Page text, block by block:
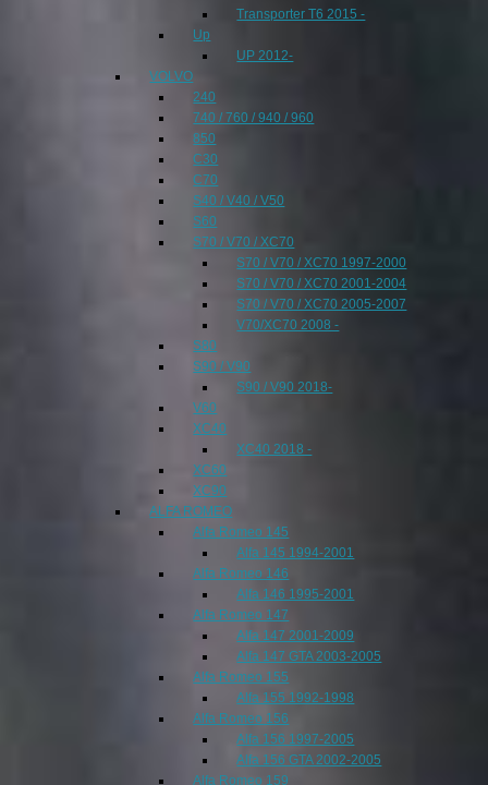
Transporter T6 2015 -
Up
UP 2012-
VOLVO
240
740 / 760 / 940 / 960
850
C30
C70
S40 / V40 / V50
S60
S70 / V70 / XC70
S70 / V70 / XC70 1997-2000
S70 / V70 / XC70 2001-2004
S70 / V70 / XC70 2005-2007
V70/XC70 2008 -
S80
S90 / V90
S90 / V90 2018-
V60
XC40
XC40 2018 -
XC60
XC90
ALFA ROMEO
Alfa Romeo 145
Alfa 145 1994-2001
Alfa Romeo 146
Alfa 146 1995-2001
Alfa Romeo 147
Alfa 147 2001-2009
Alfa 147 GTA 2003-2005
Alfa Romeo 155
Alfa 155 1992-1998
Alfa Romeo 156
Alfa 156 1997-2005
Alfa 156 GTA 2002-2005
Alfa Romeo 159